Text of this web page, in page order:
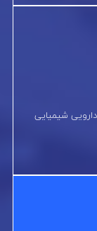
شیمیایی